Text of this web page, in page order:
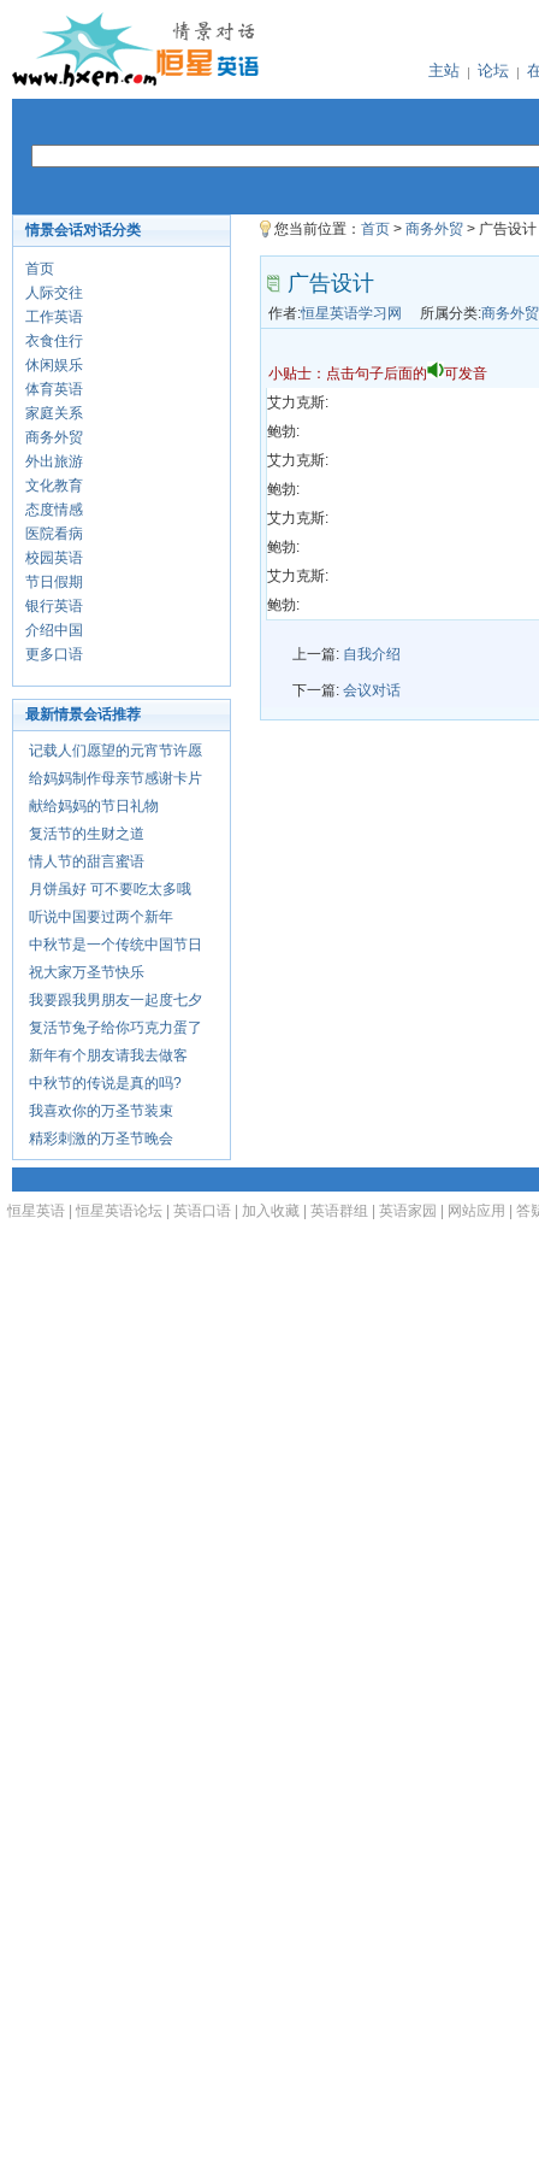
主站 论坛
情景会话对话分类
首页
人际交往
工作英语
衣食住行
休闲娱乐
体育英语
家庭关系
商务外贸
外出旅游
文化教育
态度情感
医院看病
校园英语
节日假期
银行英语
介绍中国
更多口语
最新情景会话推荐
记载人们愿望的元宵节许愿
给妈妈制作母亲节感谢卡片
献给妈妈的节日礼物
复活节的生财之道
情人节的甜言蜜语
月饼虽好 可不要吃太多哦
听说中国要过两个新年
中秋节是一个传统中国节日
祝大家万圣节快乐
我要跟我男朋友一起度七夕
复活节兔子给你巧克力蛋了
新年有个朋友请我去做客
中秋节的传说是真的吗?
我喜欢你的万圣节装束
精彩刺激的万圣节晚会
您当前位置： 首页 > 商务外贸 > 广告设计
广告设计
作者:恒星英语学习网 所属分类:商务外贸
小贴士：点击句子后面的
可发音
艾力克斯:
鲍勃:
艾力克斯:
鲍勃:
艾力克斯:
鲍勃:
艾力克斯:
鲍勃:
上一篇: 自我介绍
下一篇: 会议对话
恒星英语 恒星英语论坛 英语口语 加入收藏 英语群组 英语家园 网站应用 答